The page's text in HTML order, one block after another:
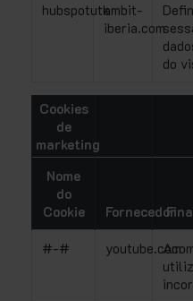
hubspotutkambit-
iberia.com
do
Cookies
de
marketing
Nome
do
Cookie
Fornecedor
#-# youtube.com